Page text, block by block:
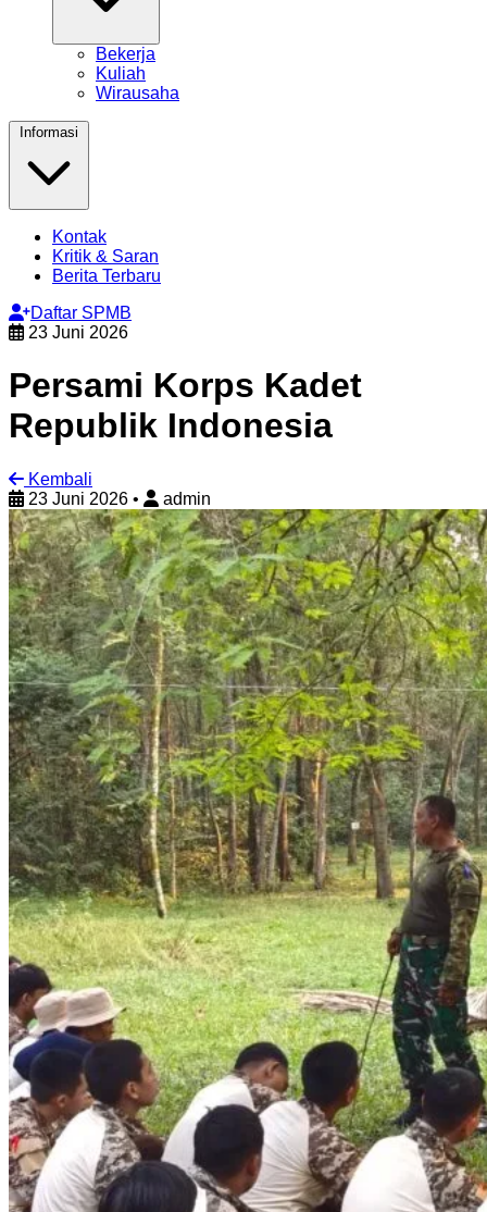
Bekerja
Kuliah
Wirausaha
Kontak
Kritik & Saran
Berita Terbaru
Daftar SPMB
23 Juni 2026
Persami Korps Kadet
Republik Indonesia
Kembali
23 Juni 2026 • admin